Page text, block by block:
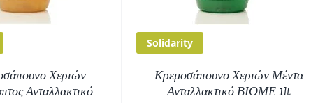
Χεριών
Ανταλλακτικό
Solidarity
Κρεμοσάπουνο Χεριών Μέντα
Ανταλλακτικό ΒΙΟΜΕ 1lt